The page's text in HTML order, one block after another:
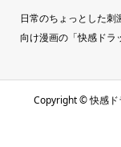
日常のちょっとした
向け漫画の「快感ドラ
Copyright ©快感ド